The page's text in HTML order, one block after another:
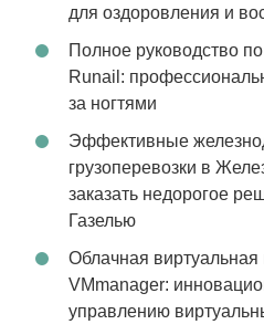
для оздоровления и
Полное руководство
Runail:
за ногтями
Эффективные
грузоперевозки в
заказать недорогое
Газелью
Облачная виртуальная
VMmanager:
управлению